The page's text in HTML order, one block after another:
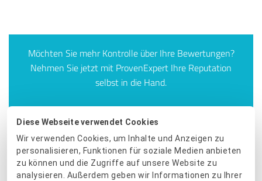
Diese Webseite verwendet Cookies
Wir verwenden Cookies, um Inhalte und Anzeigen zu
personalisieren, Funktionen für soziale Medien anbieten
zu können und die Zugriffe auf unsere Website zu
analysieren. Außerdem geben wir Informationen zu Ihrer
Möchten Sie mehr Kontrolle über Ihre Bewertungen?
Nehmen Sie jetzt mit ProvenExpert Ihre Reputation
selbst in die Hand.
JETZT STARTEN
Beitrag weiterempfehlen: